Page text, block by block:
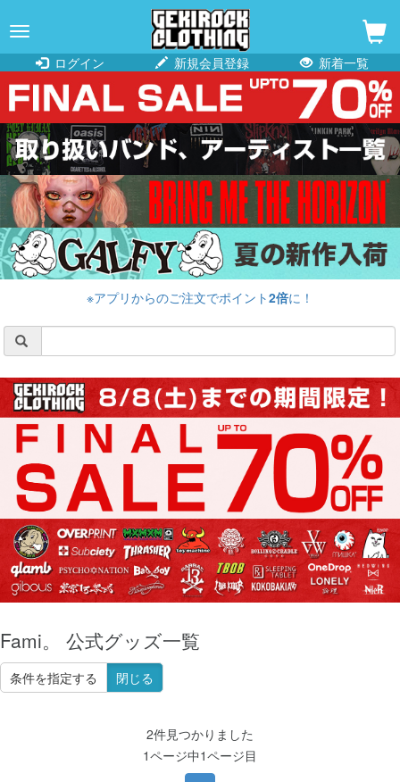
navigation
ログイン
新規会員登録 新着一覧
※アプリからのご注文でポイント2倍に！
Fami。 公式グッズ一覧
条件を指定する 閉じる
2件見つかりました
1ページ中1ページ目